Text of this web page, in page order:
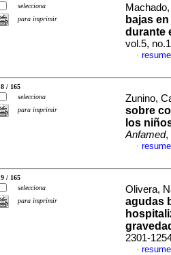
selecciona
para imprimir
bajas
durante
vol.5,
·
8 / 165
selecciona
para imprimir
Zunino,
sobre
los
Anfamed,
·
9 / 165
selecciona
para imprimir
Olivera,
agudas
2301-
·